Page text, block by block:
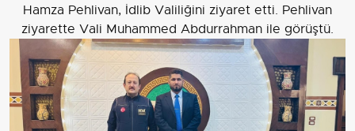
Hamza Pehlivan, İdlib Valiliğini ziyaret etti. Pehlivan
ziyarette Vali Muhammed Abdurrahman ile görüştü.